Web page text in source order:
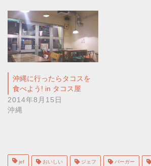
沖縄に行ったらタコスを
食べよう! in タコス屋
2014年8月15日
沖縄
jef おいしい ジェフ バーガー